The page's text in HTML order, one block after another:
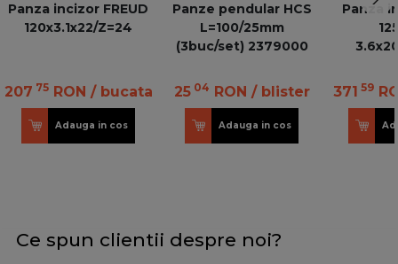
Panza incizor FREUD
120x3.1x22/Z=24
207 75 RON / bucata
Adauga in cos
Panze pendular HCS
L=100/25mm
(3buc/set) 2379000
25 04 RON / blister
Adauga in cos
Panza
371 59
Ce spun clientii despre noi?